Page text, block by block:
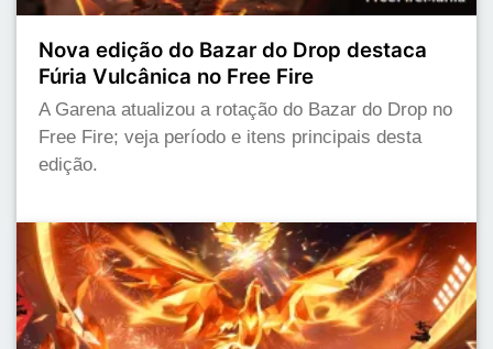
Nova edição do Bazar do Drop destaca
Fúria Vulcânica no Free Fire
A Garena atualizou a rotação do Bazar do Drop no
Free Fire; veja período e itens principais desta
edição.